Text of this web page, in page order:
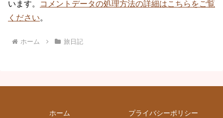
います。
コメントデータの処理方法の詳細はこちらをご覧
ください。
ホーム 旅日記
ホーム
プライバシーポリシー